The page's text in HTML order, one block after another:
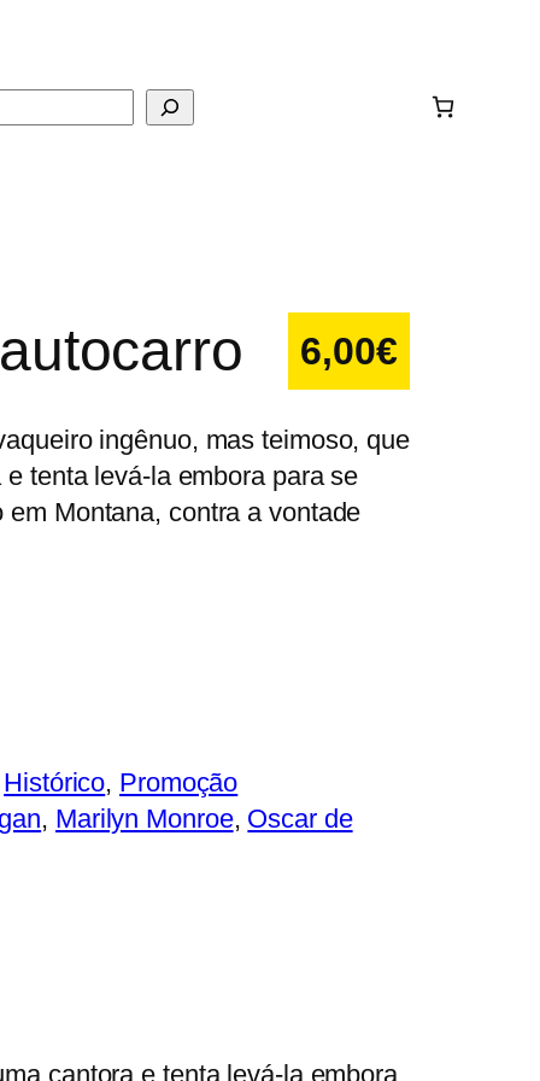
6,00€
ingênuo, mas teimoso, que
tenta levá-la embora para se
Montana, contra a vontade
Histórico, Promoção
, Marilyn Monroe, Oscar de
cantora e tenta levá-la embora